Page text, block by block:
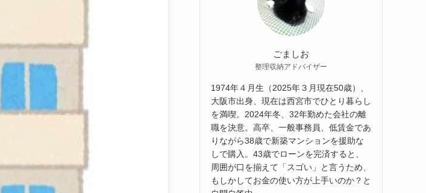
ごましお
整理収納アドバイザー
1974年４月生（2025年３月現在50歳）、
大阪市出身、現在は西宮市でひとり暮らし
を満喫。2024年冬、32年勤めた会社の離
職を決意。高卒、一般事務員、低賃金であ
りながら38歳で新築マンションを援助な
しで購入。43歳でローンを完済すると、
周囲が口を揃えて「スゴい」と言うため、
もしかしてお金の使い方が上手いのか？と